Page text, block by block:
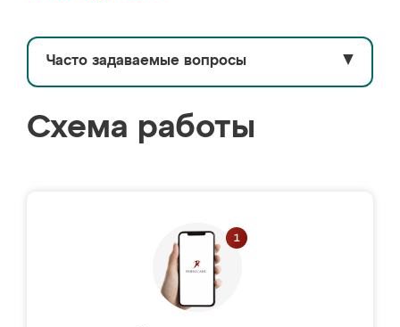
Часто задаваемые вопросы ▼
Схема работы